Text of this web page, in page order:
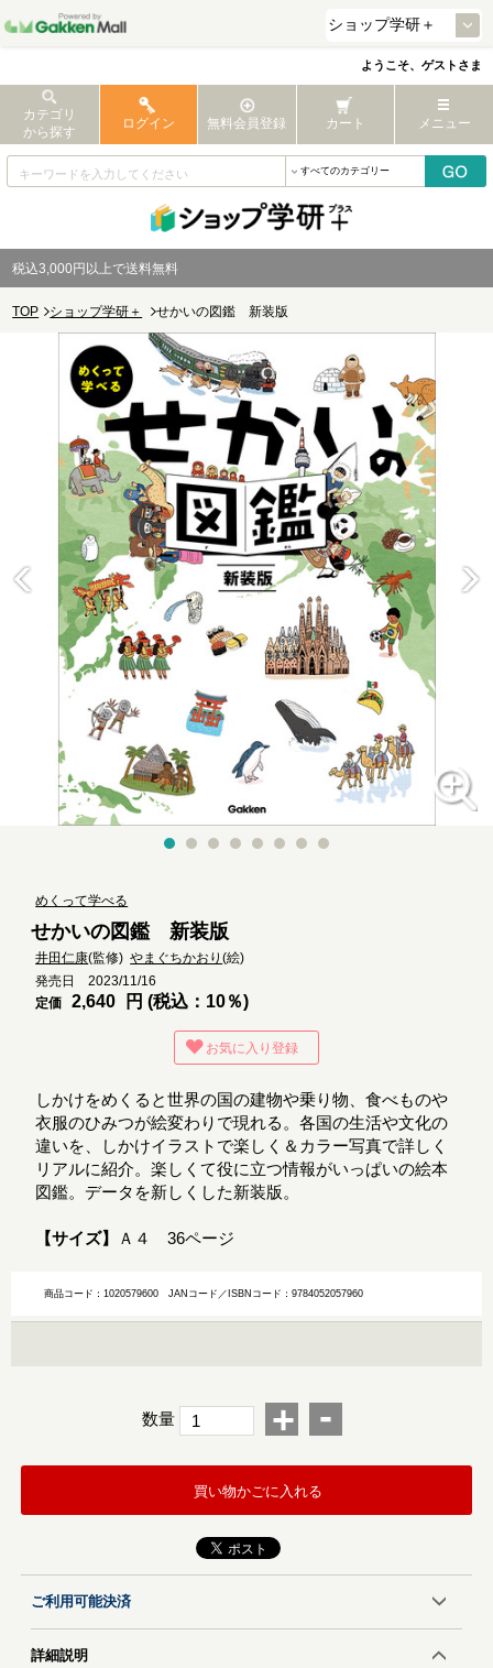
ようこそ、ゲストさま
カテゴリ
から探す
ログイン 無料会員登録 カート メニュー
税込3,000円以上で送料無料
TOP ショップ学研＋ せかいの図鑑 新装版
めくって学べる
せかいの図鑑 新装版
井田仁康(監修)やまぐちかおり(絵)
発売日 2023/11/16
定価
2,640 円 (税込：10％)
お気に入り登録
しかけをめくると世界の国の建物や乗り物、食べものや
衣服のひみつが絵変わりで現れる。各国の生活や文化の
違いを、しかけイラストで楽しく＆カラー写真で詳しく
リアルに紹介。楽しくて役に立つ情報がいっぱいの絵本
図鑑。データを新しくした新装版。
【サイズ】 Ａ４ 36ページ
商品コード：1020579600JANコード／ISBNコード：9784052057960
数量 + -
買い物かごに入れる
ご利用可能決済
詳細説明